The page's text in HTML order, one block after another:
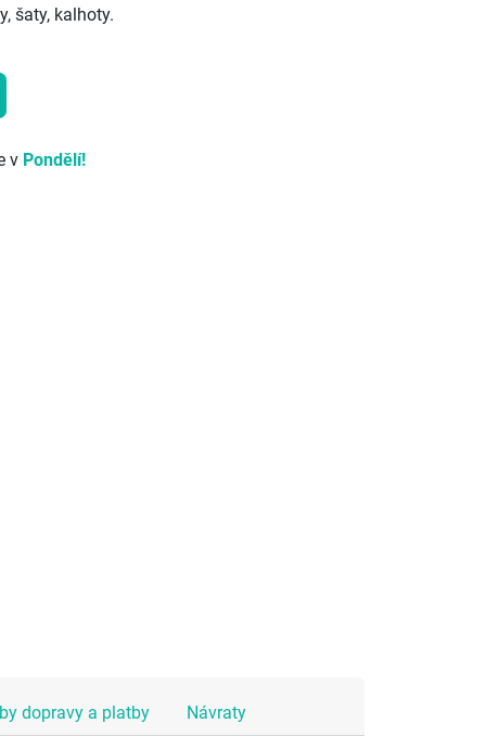
šaty, kalhoty.
v Pondělí!
dopravy a platby Návraty